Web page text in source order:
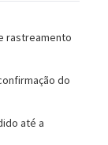
rastreamento
do
até a